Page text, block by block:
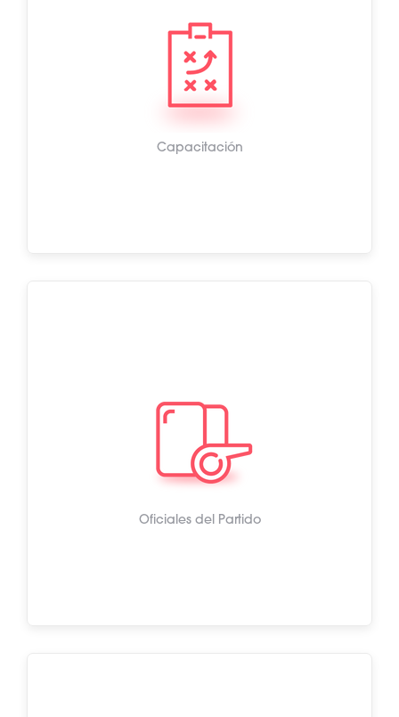
Capacitación
Oficiales del Partido